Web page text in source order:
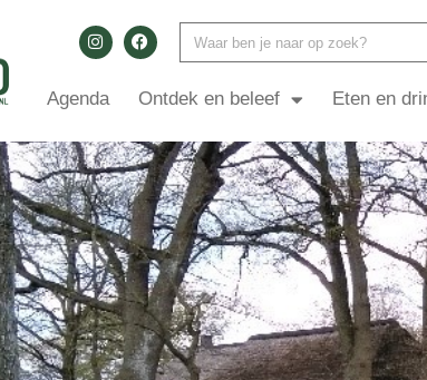
Agenda Ontdek en beleef Eten en